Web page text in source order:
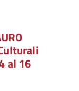
al 16